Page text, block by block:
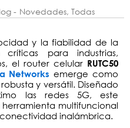
- Novedades, Todas
y la fiabilidad de la
para industrias,
el router celular RUTC50
Networks emerge como
y versátil. Diseñado
las redes 5G, este
multifuncional
inalámbrica.